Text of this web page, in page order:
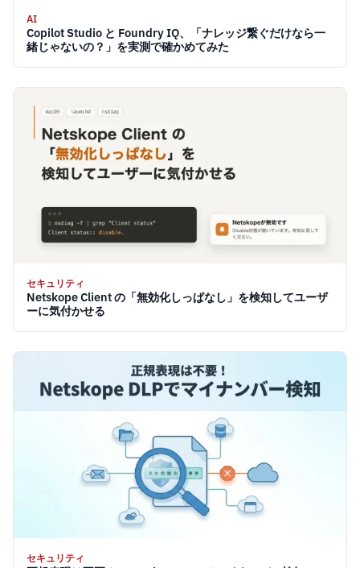
AI
Copilot Studio と Foundry IQ、「ナレッジ繋ぐだけなら一
緒じゃないの？」を実測で確かめてみた
セキュリティ
Netskope Client の「無効化しっぱなし」を検知してユーザ
ーに気付かせる
セキュリティ